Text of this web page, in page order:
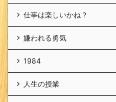
仕事は楽しいかね？
嫌われる勇気
1984
人生の授業